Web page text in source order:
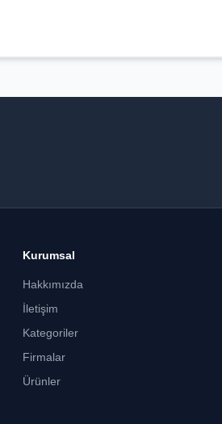
Kurumsal
Hakkımızda
İletişim
Kategoriler
Firmalar
Ürünler